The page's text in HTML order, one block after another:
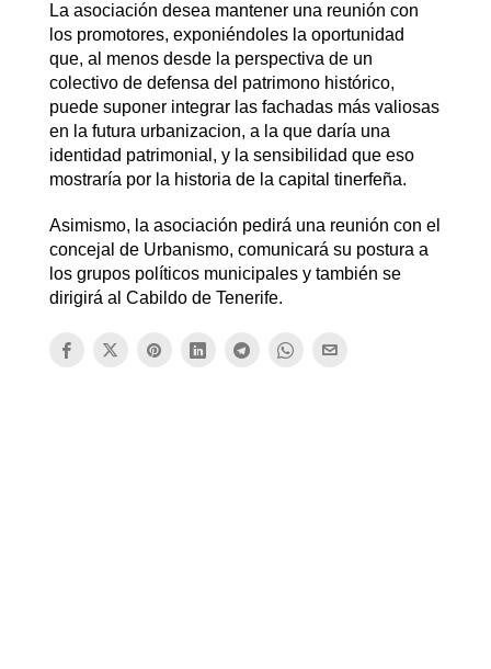
La asociación desea mantener una reunión con
los promotores, exponiéndoles la oportunidad
que, al menos desde la perspectiva de un
colectivo de defensa del patrimono histórico,
puede suponer integrar las fachadas más valiosas
en la futura urbanizacion, a la que daría una
identidad patrimonial, y la sensibilidad que eso
mostraría por la historia de la capital tinerfeña.
Asimismo, la asociación pedirá una reunión con el
concejal de Urbanismo, comunicará su postura a
los grupos políticos municipales y también se
dirigirá al Cabildo de Tenerife.